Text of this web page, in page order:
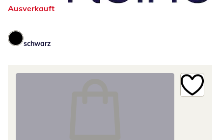
Ausverkauft
schwarz